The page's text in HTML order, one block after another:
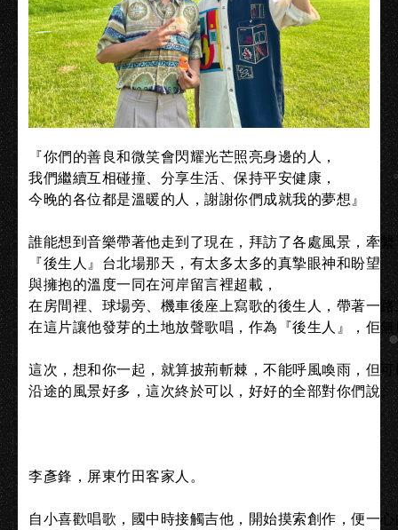
『你們的善良和微笑會閃耀光芒照亮身邊的人，
我們繼續互相碰撞、分享生活、保持平安健康，
今晚的各位都是溫暖的人，謝謝你們成就我的夢想』
誰能想到音樂帶著他走到了現在，拜訪了各處風景，牽
『後生人』台北場那天，有太多太多的真摯眼神和盼望
與擁抱的溫度一同在河岸留言裡超載，
在房間裡、球場旁、機車後座上寫歌的後生人，帶著一
在這片讓他發芽的土地放聲歌唱，作為『後生人』，佢
這次，想和你一起，就算披荊斬棘，不能呼風喚雨，但
沿途的風景好多，這次終於可以，好好的全部對你們說。
李彥鋒，屏東竹田客家人。
自小喜歡唱歌，國中時接觸吉他，開始摸索創作，便一